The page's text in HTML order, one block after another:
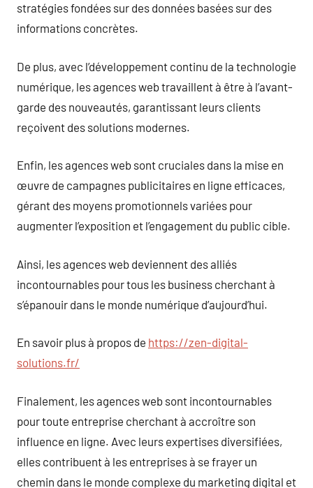
stratégies fondées sur des données basées sur des
informations concrètes.
De plus, avec l’développement continu de la technologie
numérique, les agences web travaillent à être à l’avant-
garde des nouveautés, garantissant leurs clients
reçoivent des solutions modernes.
Enfin, les agences web sont cruciales dans la mise en
œuvre de campagnes publicitaires en ligne efficaces,
gérant des moyens promotionnels variées pour
augmenter l’exposition et l’engagement du public cible.
Ainsi, les agences web deviennent des alliés
incontournables pour tous les business cherchant à
s’épanouir dans le monde numérique d’aujourd’hui.
En savoir plus à propos de https://zen-digital-
solutions.fr/
Finalement, les agences web sont incontournables
pour toute entreprise cherchant à accroître son
influence en ligne. Avec leurs expertises diversifiées,
elles contribuent à les entreprises à se frayer un
chemin dans le monde complexe du marketing digital et